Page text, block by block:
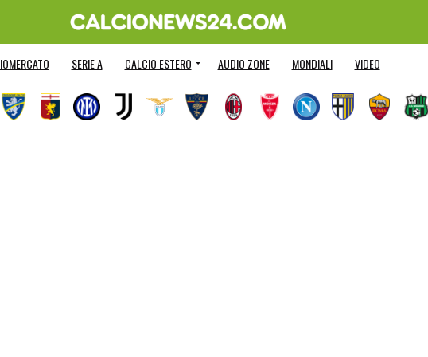
SERIE A CALCIO ESTERO AUDIO ZONE MONDIALI VIDEO